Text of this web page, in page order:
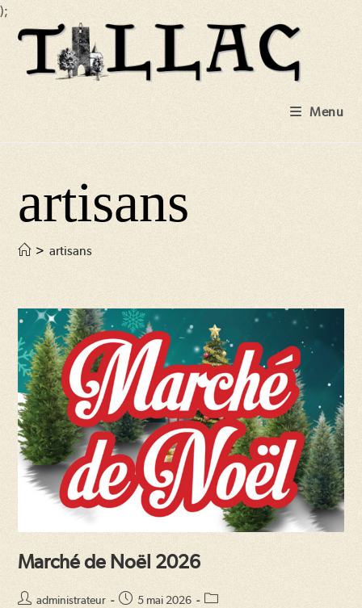
);
Skip
content
Menu
artisans
> artisans
Marché de Noël 2026
Auteur/autrice
administrateur
Publication
5 mai 2026
Post